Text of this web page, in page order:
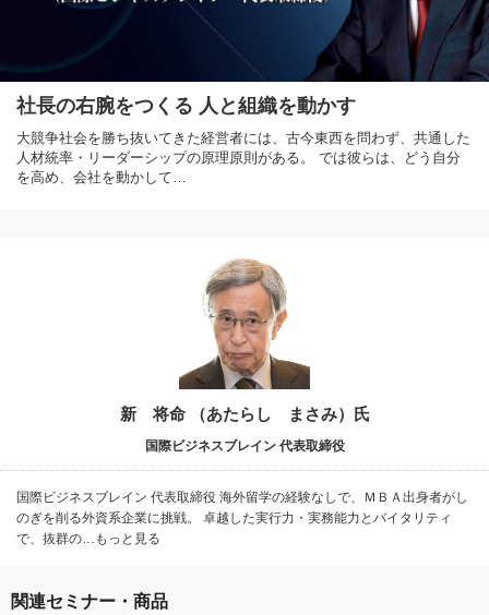
社長の右腕をつくる 人と組織を動かす
大競争社会を勝ち抜いてきた経営者には、古今東西を問わず、共通した
人材統率・リーダーシップの原理原則がある。 では彼らは、どう自分
を高め、会社を動かして…
新 将命 （あたらし まさみ）氏
国際ビジネスブレイン 代表取締役
国際ビジネスブレイン 代表取締役 海外留学の経験なしで、ＭＢＡ出身者がし
のぎを削る外資系企業に挑戦。 卓越した実行力・実務能力とバイタリティ
で、抜群の…もっと見る
関連セミナー・商品